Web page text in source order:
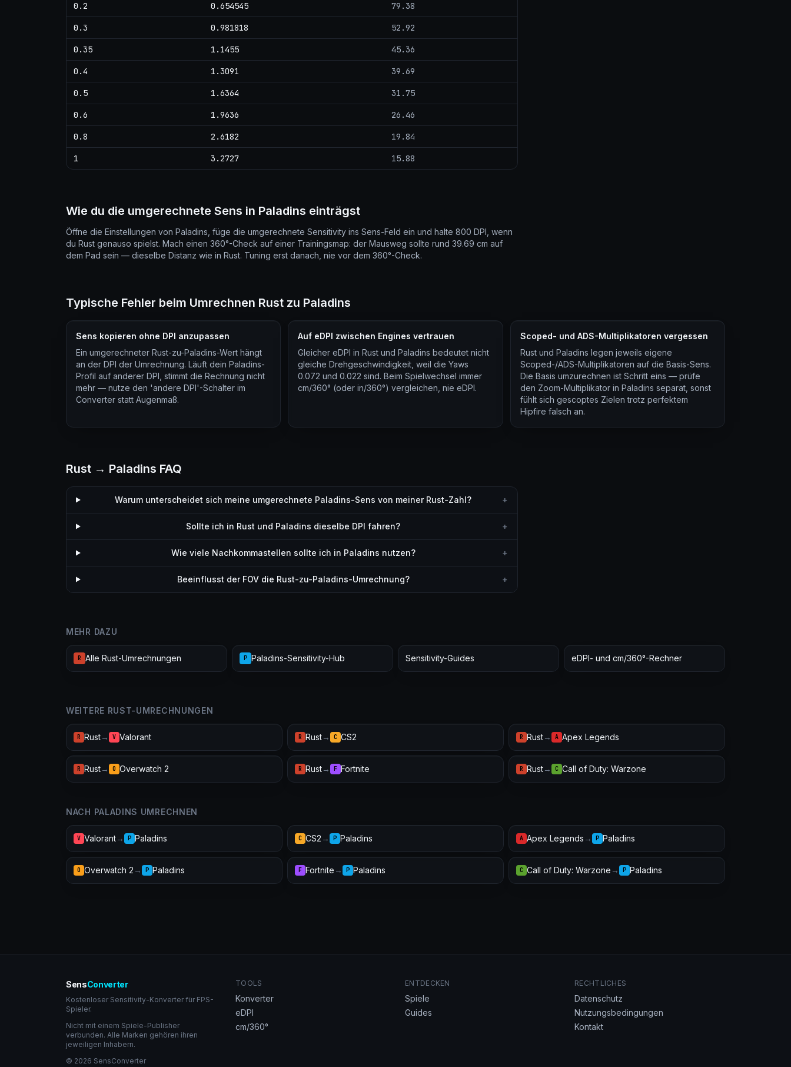
0.2 0.654545 79.38
0.3 0.981818 52.92
0.35 1.1455 45.36
0.4 1.3091 39.69
0.5 1.6364 31.75
0.6 1.9636 26.46
0.8 2.6182 19.84
1 3.2727 15.88
Wie du die umgerechnete Sens in Paladins einträgst
Öffne die Einstellungen von Paladins, füge die umgerechnete Sensitivity ins Sens-Feld ein und halte 800 DPI, wenn
du Rust genauso spielst. Mach einen 360°-Check auf einer Trainingsmap: der Mausweg sollte rund 39.69 cm auf
dem Pad sein — dieselbe Distanz wie in Rust. Tuning erst danach, nie vor dem 360°-Check.
Typische Fehler beim Umrechnen Rust zu Paladins
Sens kopieren ohne DPI anzupassen
Ein umgerechneter Rust-zu-Paladins-Wert hängt
an der DPI der Umrechnung. Läuft dein Paladins-
Profil auf anderer DPI, stimmt die Rechnung nicht
mehr — nutze den 'andere DPI'-Schalter im
Converter statt Augenmaß.
Auf eDPI zwischen Engines vertrauen
Gleicher eDPI in Rust und Paladins bedeutet nicht
gleiche Drehgeschwindigkeit, weil die Yaws
0.072 und 0.022 sind. Beim Spielwechsel immer
cm/360° (oder in/360°) vergleichen, nie eDPI.
Scoped- und ADS-Multiplikatoren vergessen
Rust und Paladins legen jeweils eigene
Scoped-/ADS-Multiplikatoren auf die Basis-Sens.
Die Basis umzurechnen ist Schritt eins — prüfe
den Zoom-Multiplikator in Paladins separat, sonst
fühlt sich gescoptes Zielen trotz perfektem
Hipfire falsch an.
Rust → Paladins FAQ
Warum unterscheidet sich meine umgerechnete Paladins-Sens von meiner Rust-Zahl? +
Sollte ich in Rust und Paladins dieselbe DPI fahren? +
Wie viele Nachkommastellen sollte ich in Paladins nutzen? +
Beeinflusst der FOV die Rust-zu-Paladins-Umrechnung? +
MEHR DAZU
R Alle Rust-Umrechnungen P Paladins-Sensitivity-Hub Sensitivity-Guides eDPI- und cm/360°-Rechner
WEITERE RUST-UMRECHNUNGEN
R Rust→ V Valorant R Rust→ C CS2 R Rust→ A Apex Legends
R Rust→ O Overwatch 2 R Rust→ F Fortnite R Rust→ C Call of Duty: Warzone
NACH PALADINS UMRECHNEN
V Valorant→ P Paladins C CS2 → P Paladins A Apex Legends → P Paladins
O Overwatch 2 → P Paladins F Fortnite → P Paladins C Call of Duty: Warzone → P Paladins
SensConverter
Kostenloser Sensitivity-Konverter für FPS-
Spieler.
Nicht mit einem Spiele-Publisher
verbunden. Alle Marken gehören ihren
jeweiligen Inhabern.
© 2026 SensConverter
TOOLS
Konverter
eDPI
cm/360°
ENTDECKEN
Spiele
Guides
RECHTLICHES
Datenschutz
Nutzungsbedingungen
Kontakt